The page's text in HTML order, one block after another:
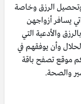
وتحصيل الرزق وخاصة
يسافر أزواجهن
والأدعية التي
وأن يوفقهم في
موقع تصفح باقة
والصحة.